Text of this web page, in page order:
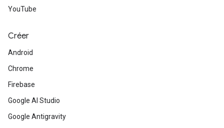
YouTube
Créer
Android
Chrome
Firebase
Google AI Studio
Google Antigravity